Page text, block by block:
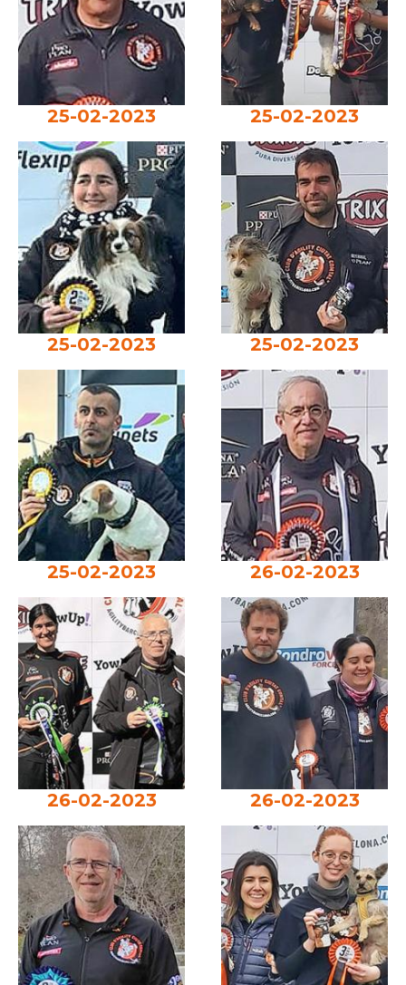
25-02-2023 25-02-2023
25-02-2023 25-02-2023
25-02-2023 26-02-2023
26-02-2023 26-02-2023